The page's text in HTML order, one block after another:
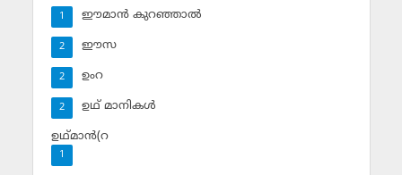
ഈമാന്‍ കുറഞ്ഞാല്‍
1
ഈസ
2
ഉംറ
2
ഉഥ് മാനികള്‍
2
ഉഥ്മാന്‍(റ
1